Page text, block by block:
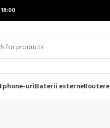
uriBaterii externeRoutere